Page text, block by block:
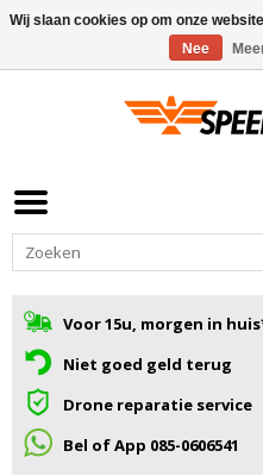
Voor 15u, morgen in
Niet goed geld terug
Drone reparatie service
Bel of App 085-0606541
Wij slaan cookies op om onze
Nee